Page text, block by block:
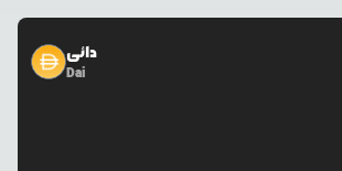
دائی
Dai